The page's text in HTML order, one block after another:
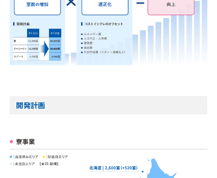
開発計画
寮事業